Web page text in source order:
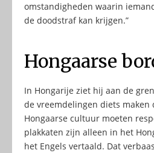
omstandigheden waarin
de doodstraf kan krijgen.”
Hongaarse
In Hongarije ziet hij aan de
de vreemdelingen diets maken
Hongaarse cultuur moeten
plakkaten zijn alleen in het
het Engels vertaald. Dat